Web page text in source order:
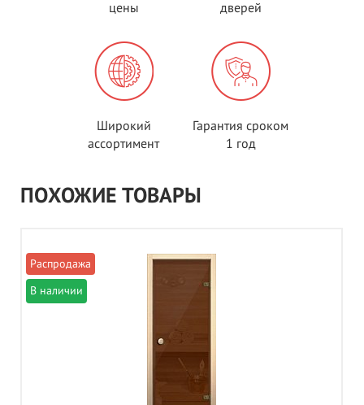
цены
дверей
Широкий
ассортимент
Гарантия сроком
1 год
ПОХОЖИЕ ТОВАРЫ
В наличии